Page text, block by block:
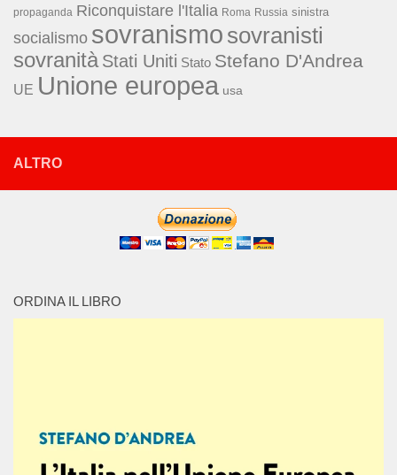
propaganda Riconquistare l'Italia Roma Russia sinistra
socialismo sovranismo sovranisti
sovranità Stati Uniti Stato Stefano D'Andrea
UE Unione europea usa
ALTRO
ORDINA IL LIBRO